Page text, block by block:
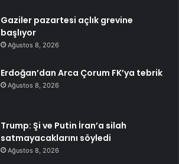
Gaziler pazartesi açlık grevine
başlıyor
Ağustos 8, 2026
Erdoğan’dan Arca Çorum FK’ya tebrik
Ağustos 8, 2026
Trump: Şi ve Putin İran’a silah
satmayacaklarını söyledi
Ağustos 8, 2026